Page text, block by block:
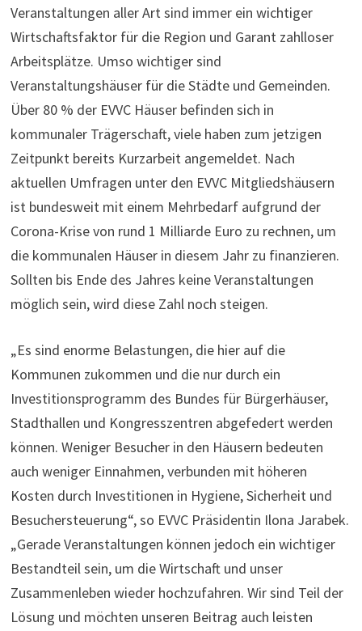
Veranstaltungen aller Art sind immer ein wichtiger
Wirtschaftsfaktor für die Region und Garant zahlloser
Arbeitsplätze. Umso wichtiger sind
Veranstaltungshäuser für die Städte und Gemeinden.
Über 80 % der EVVC Häuser befinden sich in
kommunaler Trägerschaft, viele haben zum jetzigen
Zeitpunkt bereits Kurzarbeit angemeldet. Nach
aktuellen Umfragen unter den EVVC Mitgliedshäusern
ist bundesweit mit einem Mehrbedarf aufgrund der
Corona-Krise von rund 1 Milliarde Euro zu rechnen, um
die kommunalen Häuser in diesem Jahr zu finanzieren.
Sollten bis Ende des Jahres keine Veranstaltungen
möglich sein, wird diese Zahl noch steigen.
„Es sind enorme Belastungen, die hier auf die
Kommunen zukommen und die nur durch ein
Investitionsprogramm des Bundes für Bürgerhäuser,
Stadthallen und Kongresszentren abgefedert werden
können. Weniger Besucher in den Häusern bedeuten
auch weniger Einnahmen, verbunden mit höheren
Kosten durch Investitionen in Hygiene, Sicherheit und
Besuchersteuerung“, so EVVC Präsidentin Ilona Jarabek.
„Gerade Veranstaltungen können jedoch ein wichtiger
Bestandteil sein, um die Wirtschaft und unser
Zusammenleben wieder hochzufahren. Wir sind Teil der
Lösung und möchten unseren Beitrag auch leisten